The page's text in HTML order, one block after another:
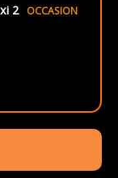
2 OCCASION